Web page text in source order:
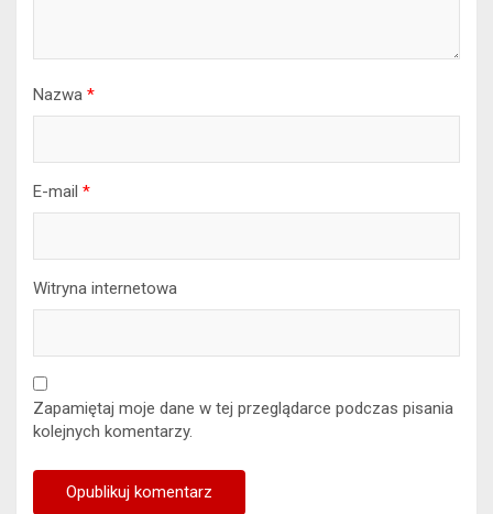
Nazwa *
E-mail *
Witryna internetowa
Zapamiętaj moje dane w tej przeglądarce podczas pisania
kolejnych komentarzy.